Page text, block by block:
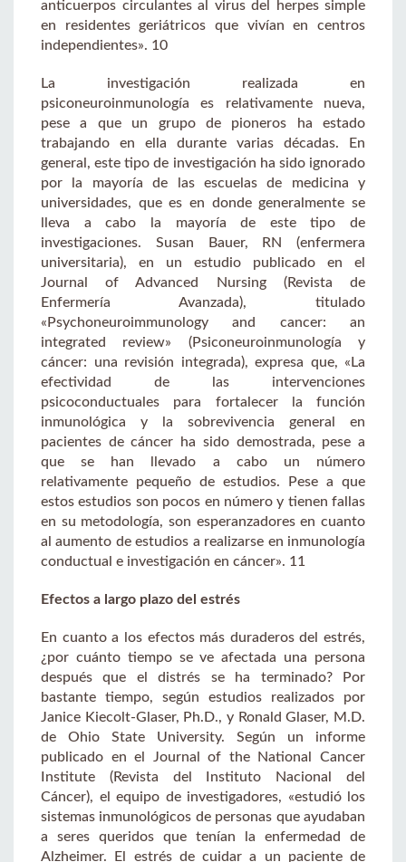
anticuerpos circulantes al virus del herpes simple
en residentes geriátricos que vivían en centros
independientes». 10
La investigación realizada en
psiconeuroinmunología es relativamente nueva,
pese a que un grupo de pioneros ha estado
trabajando en ella durante varias décadas. En
general, este tipo de investigación ha sido ignorado
por la mayoría de las escuelas de medicina y
universidades, que es en donde generalmente se
lleva a cabo la mayoría de este tipo de
investigaciones. Susan Bauer, RN (enfermera
universitaria), en un estudio publicado en el
Journal of Advanced Nursing (Revista de
Enfermería Avanzada), titulado
«Psychoneuroimmunology and cancer: an
integrated review» (Psiconeuroinmunología y
cáncer: una revisión integrada), expresa que, «La
efectividad de las intervenciones
psicoconductuales para fortalecer la función
inmunológica y la sobrevivencia general en
pacientes de cáncer ha sido demostrada, pese a
que se han llevado a cabo un número
relativamente pequeño de estudios. Pese a que
estos estudios son pocos en número y tienen fallas
en su metodología, son esperanzadores en cuanto
al aumento de estudios a realizarse en inmunología
conductual e investigación en cáncer». 11
Efectos a largo plazo del estrés
En cuanto a los efectos más duraderos del estrés,
¿por cuánto tiempo se ve afectada una persona
después que el distrés se ha terminado? Por
bastante tiempo, según estudios realizados por
Janice Kiecolt-Glaser, Ph.D., y Ronald Glaser, M.D.
de Ohio State University. Según un informe
publicado en el Journal of the National Cancer
Institute (Revista del Instituto Nacional del
Cáncer), el equipo de investigadores, «estudió los
sistemas inmunológicos de personas que ayudaban
a seres queridos que tenían la enfermedad de
Alzheimer. El estrés de cuidar a un paciente de